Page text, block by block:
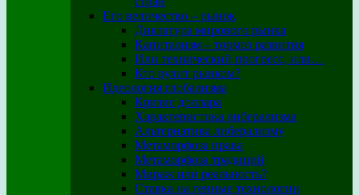
Его величество – рынок
Диктатура мирового рынка
Капитализм – тормоз развития
Или технический прогресс, или…
Кто рулит рынком?
Идеология глобализма
Кризис доллара
Характеристика либерализма
Альтернатива либерализму
Метаморфоза права
Метаморфоза традиций
Мираж или реальность?
Ставка на генные технологии